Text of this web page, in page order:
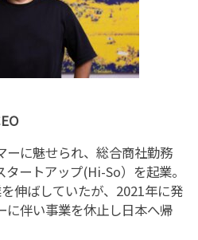
ーに魅せられ、総合商社勤務
ートアップ(Hi-So）を起業。
伸ばしていたが、2021年に発
に伴い事業を休止し日本へ帰